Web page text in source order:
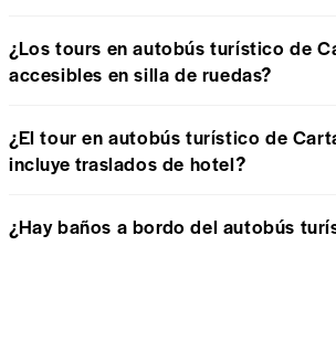
¿Los tours en autobús turístico de
accesibles en silla de ruedas?
¿El tour en autobús turístico de
incluye traslados de hotel?
¿Hay baños a bordo del autobús